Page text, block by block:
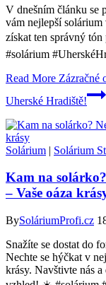
V dnešním článku se
vám nejlepší
získat ten správný
#solárium
Read More Zázračné
Uherské Hradiště!
Solárium | Solárium
Kam na
– Vaše oáza
BySoláriumProfi.cz
Snažíte se dostat do
Nechte se hýčkat v
krásy. Navštivte nás